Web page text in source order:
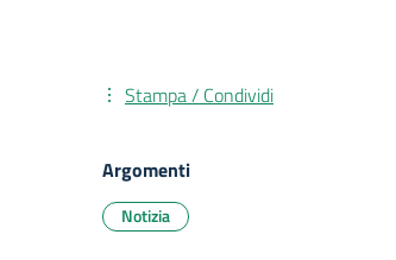
Stampa / Condividi
Argomenti
Notizia